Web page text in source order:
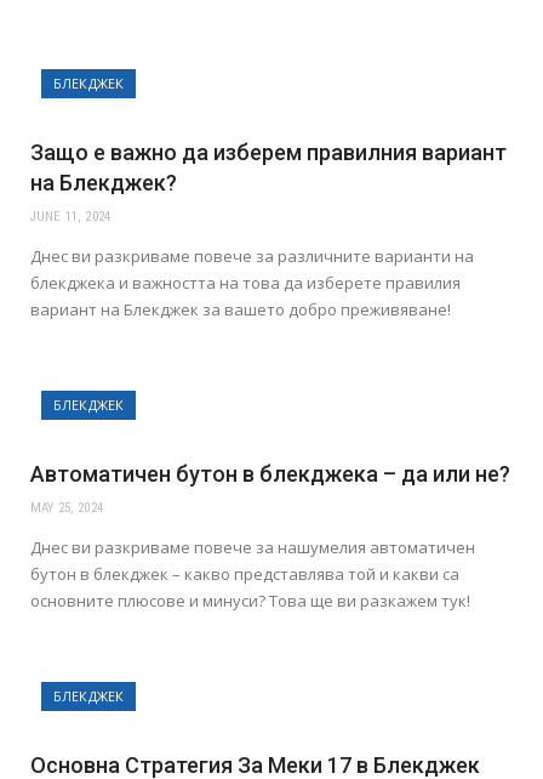
БЛЕКДЖЕК
Защо е важно да изберем правилния вариант
на Блекджек?
JUNE 11, 2024
Днес ви разкриваме повече за различните варианти на
блекджека и важността на това да изберете правилия
вариант на Блекджек за вашето добро преживяване!
БЛЕКДЖЕК
Автоматичен бутон в блекджека – да или не?
MAY 25, 2024
Днес ви разкриваме повече за нашумелия автоматичен
бутон в блекджек – какво представлява той и какви са
основните плюсове и минуси? Това ще ви разкажем тук!
БЛЕКДЖЕК
Основна Стратегия За Меки 17 в Блекджек